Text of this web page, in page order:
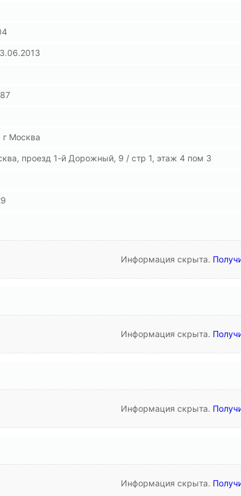
г Москва
проезд 1-й Дорожный, 9 / стр 1, этаж 4 пом 3
Информация скрыта.
Информация скрыта.
Информация скрыта.
Информация скрыта.